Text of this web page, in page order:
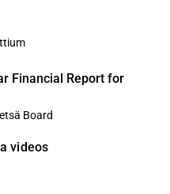
Financial Report for
Board
videos